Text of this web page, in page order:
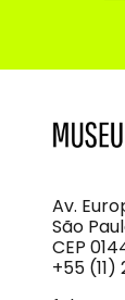
Imagem
e
do
Som
Av.
São
CEP
+55 (11)